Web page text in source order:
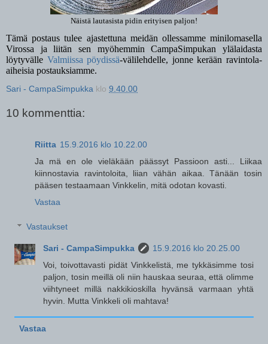
Näistä lautasista pidin erityisen paljon!
Tämä postaus tulee ajastettuna meidän ollessamme minilomasella
Virossa ja liitän sen myöhemmin CampaSimpukan ylälaidasta
löytyvälle Valmiissa pöydissä-välilehdelle, jonne kerään ravintola-
aiheisia postauksiamme.
Sari - CampaSimpukka klo 9.40.00
10 kommenttia:
Riitta 15.9.2016 klo 10.22.00
Ja mä en ole vieläkään päässyt Passioon asti... Liikaa
kiinnostavia ravintoloita, liian vähän aikaa. Tänään tosin
pääsen testaamaan Vinkkelin, mitä odotan kovasti.
Vastaa
Vastaukset
Sari - CampaSimpukka
15.9.2016 klo 20.25.00
Voi, toivottavasti pidät Vinkkelistä, me tykkäsimme tosi
paljon, tosin meillä oli niin hauskaa seuraa, että olimme
viihtyneet millä nakkikioskilla hyvänsä varmaan yhtä
hyvin. Mutta Vinkkeli oli mahtava!
Vastaa